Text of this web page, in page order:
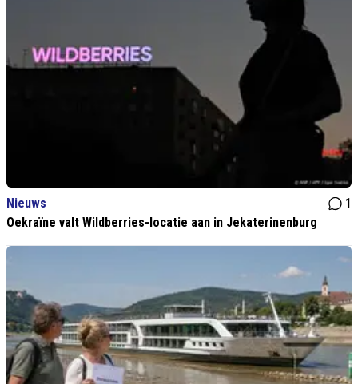
Nieuws
1
Oekraïne valt Wildberries-locatie aan in Jekaterinenburg